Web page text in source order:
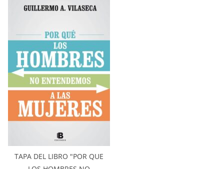
TAPA DEL LIBRO "POR QUE